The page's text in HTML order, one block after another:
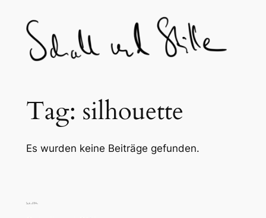
content
Tag: silhouette
Es wurden keine Beiträge gefunden.